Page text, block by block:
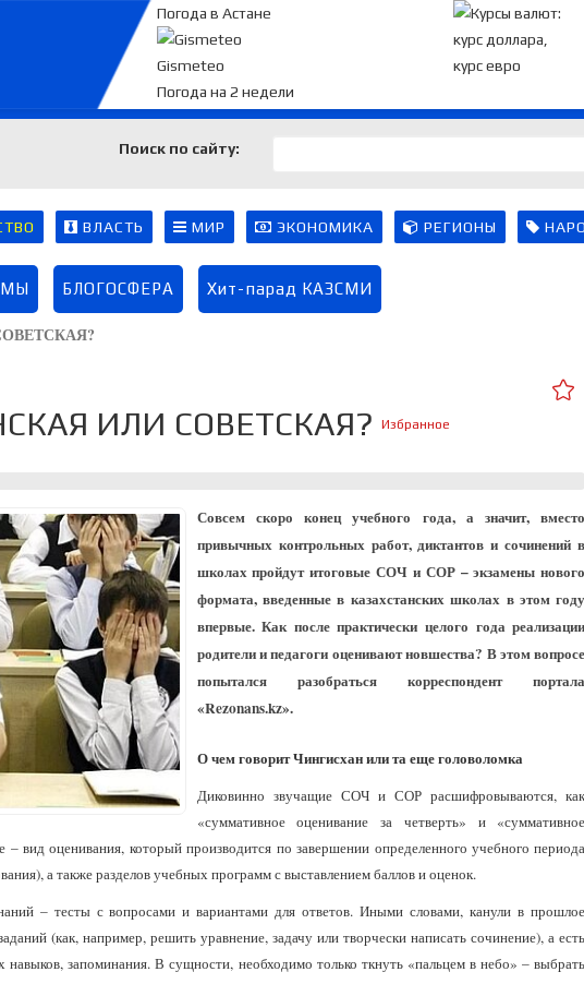
Погода в Астане
Gismeteo
Погода на 2 недели
Поиск по сайту:
ВЛАСТЬ МИР ЭКОНОМИКА РЕГИОНЫ
МЫ БЛОГОСФЕРА Хит-парад КАЗСМИ
ИЛИ СОВЕТСКАЯ? Избранное
Совсем скоро конец учебного года, а значит, вместо
привычных контрольных работ, диктантов и сочинений в
школах пройдут итоговые СОЧ и СОР – экзамены нового
формата, введенные в казахстанских школах в этом году
впервые. Как после практически целого года реализации
родители и педагоги оценивают новшества? В этом вопросе
попытался разобраться корреспондент портала
«Rezonans.kz».
О чем говорит Чингисхан или та еще головоломка
Диковинно звучащие СОЧ и СОР расшифровываются,
«суммативное оценивание за четверть» и «суммативное
– вид оценивания, который производится по завершении определенного учебного периода
а также разделов учебных программ с выставлением баллов и оценок.
– тесты с вопросами и вариантами для ответов. Иными словами, канули в прошлое
(как, например, решить уравнение, задачу или творчески написать сочинение), а есть
навыков, запоминания. В сущности, необходимо только ткнуть «пальцем в небо» – выбрать